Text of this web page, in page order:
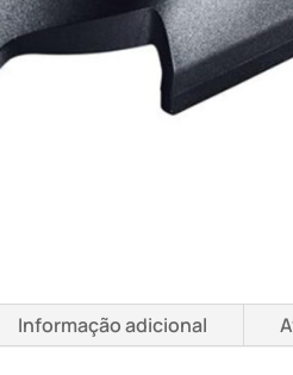
Informação adicional